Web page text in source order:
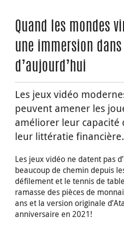
Quand les mondes
une immersion dans
d’aujourd’hui
Les jeux vidéo
peuvent amener les
améliorer leur capacité
leur littératie financière.
Les jeux vidéo ne datent pas
beaucoup de chemin depuis
défilement et le tennis de
ramasse des pièces de
ans et la version originale
anniversaire en 2021!